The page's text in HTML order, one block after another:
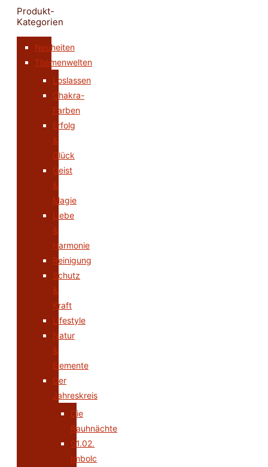
Produkt-
Kategorien
Neuheiten
Themenwelten
Loslassen
Chakra-
Farben
Erfolg
&
Glück
Geist
&
Magie
Liebe
&
Harmonie
Reinigung
Schutz
&
Kraft
Lifestyle
Natur
&
Elemente
Der
Jahreskreis
Die
Rauhnächte
01.02.
Imbolc